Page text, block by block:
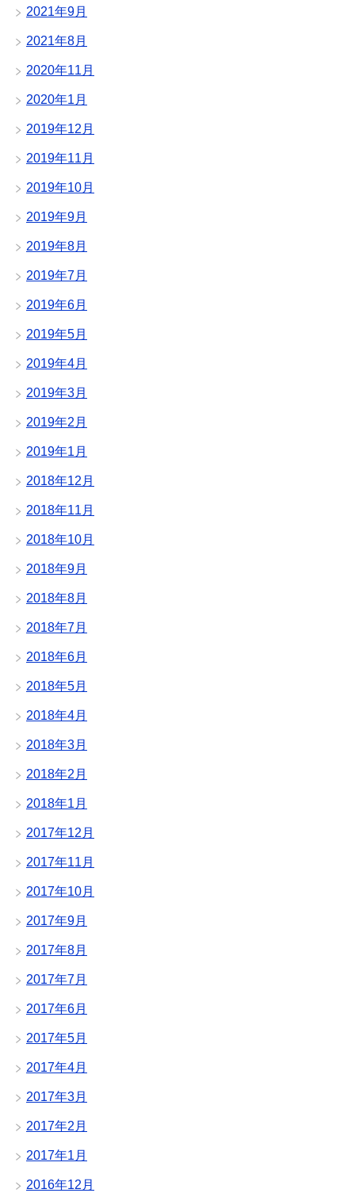
2021年9月
2021年8月
2020年11月
2020年1月
2019年12月
2019年11月
2019年10月
2019年9月
2019年8月
2019年7月
2019年6月
2019年5月
2019年4月
2019年3月
2019年2月
2019年1月
2018年12月
2018年11月
2018年10月
2018年9月
2018年8月
2018年7月
2018年6月
2018年5月
2018年4月
2018年3月
2018年2月
2018年1月
2017年12月
2017年11月
2017年10月
2017年9月
2017年8月
2017年7月
2017年6月
2017年5月
2017年4月
2017年3月
2017年2月
2017年1月
2016年12月